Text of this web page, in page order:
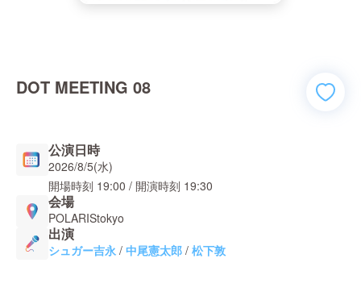
DOT MEETING 08
公演日時
2026/8/5(水)
開場時刻 19:00 / 開演時刻 19:30
会場
POLARIStokyo
出演
シュガー吉永 / 中尾憲太郎 / 松下敦